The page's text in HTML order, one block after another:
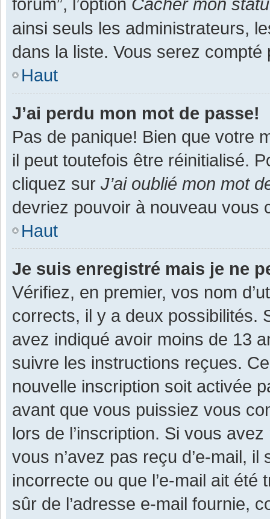
ainsi seuls les administrateurs,
dans la liste. Vous serez
Haut
J’ai perdu mon mot de passe!
Pas de panique! Bien que votre
il peut toutefois être réinitialisé.
cliquez sur J’ai oublié mon mot
devriez pouvoir à nouveau vous
Haut
Je suis enregistré mais je ne
Vérifiez, en premier, vos nom
corrects, il y a deux possibilités.
avez indiqué avoir moins de 13
suivre les instructions reçues.
nouvelle inscription soit activée
avant que vous puissiez vous
lors de l’inscription. Si vous
vous n’avez pas reçu d’e-mail,
incorrecte ou que l’e-mail ait
sûr de l’adresse e-mail fournie,